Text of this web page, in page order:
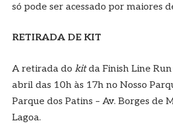
só pode ser acessado por maiores
RETIRADA DE KIT
A retirada do kitda Finish Line
abril das 10h às 17h no Nosso
Parque dos Patins – Av. Borges de
Lagoa.